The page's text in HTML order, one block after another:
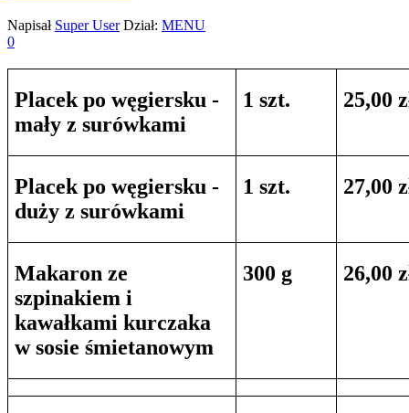
Napisał Super User Dział: MENU
0
Placek po węgiersku -
mały z surówkami
1 szt. 25,00
Placek po węgiersku -
duży z surówkami
1 szt. 27,00
Makaron ze
szpinakiem i
kawałkami kurczaka
w sosie śmietanowym
300 g 26,00